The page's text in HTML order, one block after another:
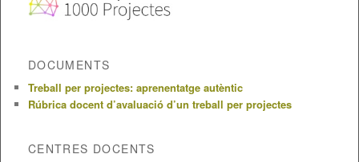
DOCUMENTS
Treball per projectes: aprenentatge autèntic
Rúbrica docent d’avaluació d’un treball per projectes
CENTRES DOCENTS